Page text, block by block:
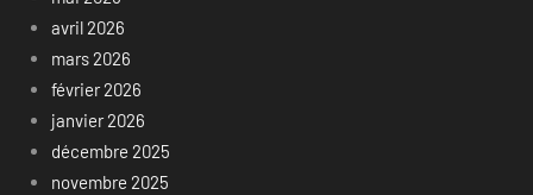
avril 2026
mars 2026
février 2026
janvier 2026
décembre 2025
novembre 2025